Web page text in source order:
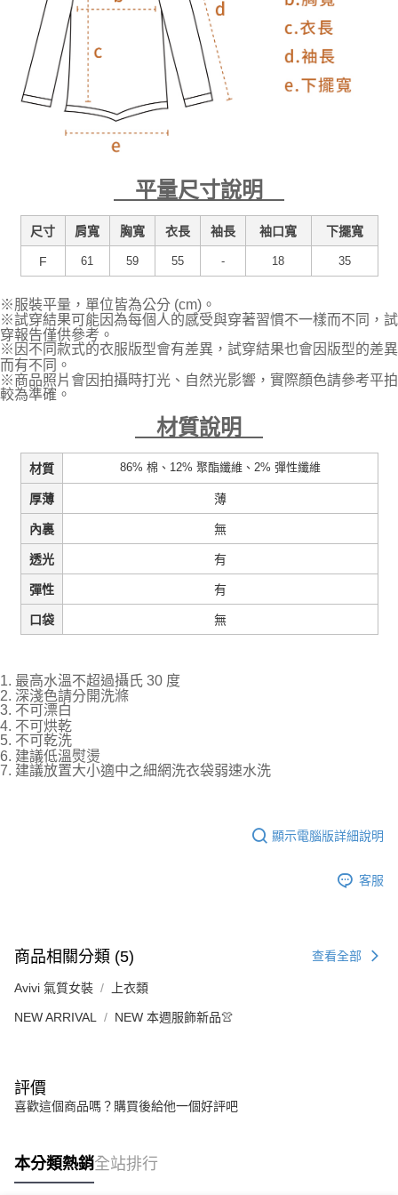
平量尺寸說明
尺寸 肩寬 胸寬 衣長 袖長 袖口寬 下擺寬
F 61 59 55 - 18 35
※服裝平量，單位皆為公分 (cm)。
※試穿結果可能因為每個人的感受與穿著習慣不一樣而不同，試
穿報告僅供參考。
※因不同款式的衣服版型會有差異，試穿結果也會因版型的差異
而有不同。
※商品照片會因拍攝時打光、自然光影響，實際顏色請參考平拍
較為準確。
材質說明
材質 86% 棉、12% 聚酯纖維、2% 彈性纖維
厚薄 薄
內裏 無
透光 有
彈性 有
口袋 無
1. 最高水溫不超過攝氏 30 度
2. 深淺色請分開洗滌
3. 不可漂白
4. 不可烘乾
5. 不可乾洗
6. 建議低溫熨燙
7. 建議放置大小適中之細網洗衣袋弱速水洗
顯示電腦版詳細說明
客服
商品相關分類 (5) 查看全部
Avivi 氣質女裝 上衣類
NEW ARRIVAL NEW 本週服飾新品👚
評價
喜歡這個商品嗎？購買後給他一個好評吧
本分類熱銷全站排行